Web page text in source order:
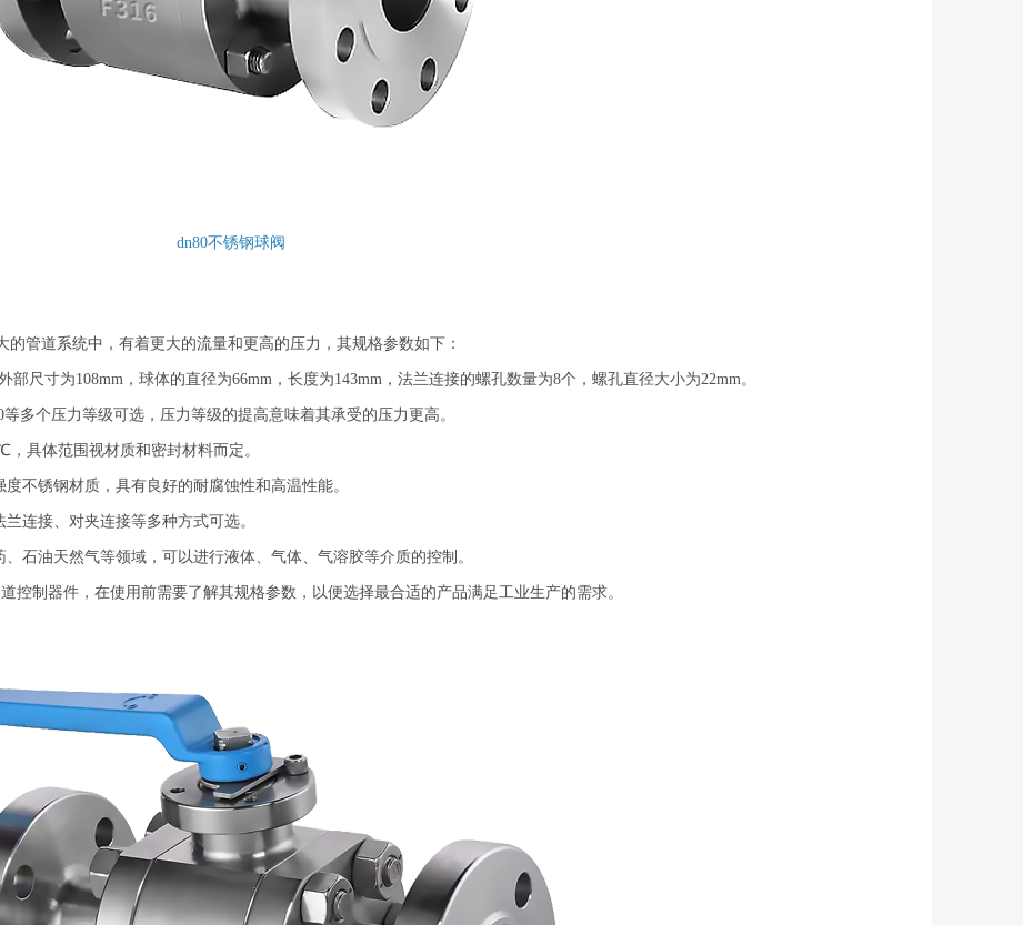
dn80不锈钢球阀
管道系统中，有着更大的流量和更高的压力，其规格参数如下：
寸为108mm，球体的直径为66mm，长度为143mm，法兰连接的螺孔数量为8个，螺孔直径大小为22mm。
个压力等级可选，压力等级的提高意味着其承受的压力更高。
具体范围视材质和密封材料而定。
锈钢材质，具有良好的耐腐蚀性和高温性能。
连接、对夹连接等多种方式可选。
油天然气等领域，可以进行液体、气体、气溶胶等介质的控制。
制器件，在使用前需要了解其规格参数，以便选择最合适的产品满足工业生产的需求。